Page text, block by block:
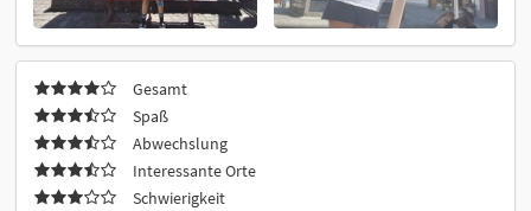
Gesamt
Spaß
Abwechslung
Interessante Orte
Schwierigkeit